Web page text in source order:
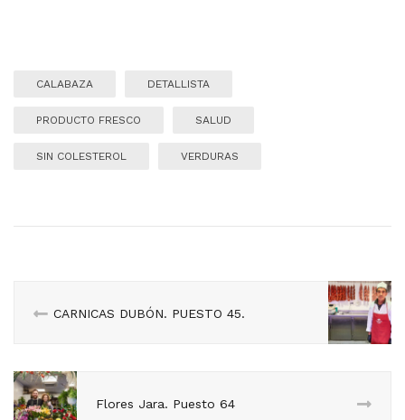
CALABAZA DETALLISTA
PRODUCTO FRESCO SALUD
SIN COLESTEROL VERDURAS
CARNICAS DUBÓN. PUESTO 45.
Flores Jara. Puesto 64